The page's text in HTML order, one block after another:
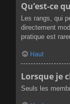
Qu’est-ce
Les rangs, qui
directement
pratique est
Haut
Lorsque je
Seuls les